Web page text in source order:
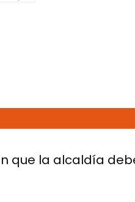
que la alcaldía